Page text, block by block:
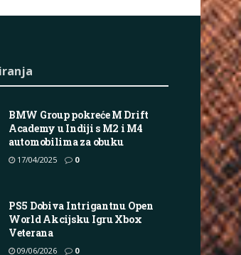
BMW Group pokreće M Drift
Academy u Indiji s M2 i M4
automobilima za obuku
17/04/2025 0
PS5 Dobiva Intrigantnu Open
World Akcijsku Igru Xbox
Veterana
09/06/2026 0